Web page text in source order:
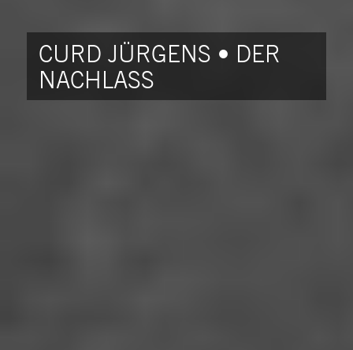
CURD JÜRGENS • DER
NACHLASS